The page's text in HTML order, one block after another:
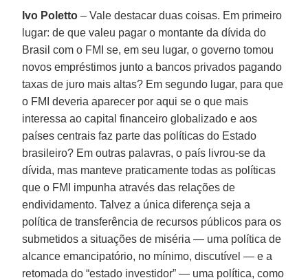
Ivo Poletto – Vale destacar duas coisas. Em primeiro
lugar: de que valeu pagar o montante da dívida do
Brasil com o FMI se, em seu lugar, o governo tomou
novos empréstimos junto a bancos privados pagando
taxas de juro mais altas? Em segundo lugar, para que
o FMI deveria aparecer por aqui se o que mais
interessa ao capital financeiro globalizado e aos
países centrais faz parte das políticas do Estado
brasileiro? Em outras palavras, o país livrou-se da
dívida, mas manteve praticamente todas as políticas
que o FMI impunha através das relações de
endividamento. Talvez a única diferença seja a
política de transferência de recursos públicos para os
submetidos a situações de miséria — uma política de
alcance emancipatório, no mínimo, discutível — e a
retomada do “estado investidor” — uma política, como